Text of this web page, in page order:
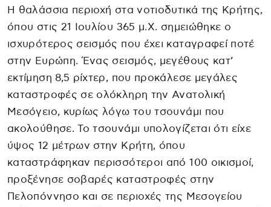
Η θαλάσσια περιοχή στα νοτιοδυτικά της Κρήτης,
όπου στις 21 Ιουλίου 365 μ.Χ. σημειώθηκε ο
ισχυρότερος σεισμός που έχει καταγραφεί ποτέ
στην Ευρώπη. Ένας σεισμός, μεγέθους κατ’
εκτίμηση 8,5 ρίχτερ, που προκάλεσε μεγάλες
καταστροφές σε ολόκληρη την Ανατολική
Μεσόγειο, κυρίως λόγω του τσουνάμι που
ακολούθησε. Το τσουνάμι υπολογίζεται ότι είχε
ύψος 12 μέτρων στην Κρήτη, όπου
καταστράφηκαν περισσότεροι από 100 οικισμοί,
προξένησε σοβαρές καταστροφές στην
Πελοπόννησο και σε περιοχές της Μεσογείου